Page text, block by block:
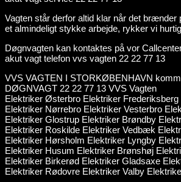
Vagten står derfor altid klar når det brænder
et almindeligt stykke arbejde, rykker vi
Døgnvagten kan kontaktes på vor
akut vagt telefon vvs vagten 22 22 77 13
VVS VAGTEN I STORKØBENHAVN
DØGNVAGT 22 22 77 13 VVS Vagten
Elektriker Østerbro Elektriker
Elektriker Nørrebro Elektriker Vesterbro
Elektriker Glostrup Elektriker Brøndby
Elektriker Roskilde Elektriker Vedbæk
Elektriker Hørsholm Elektriker Lyngby
Elektriker Husum Elektriker Brønshøj
Elektriker Birkerød Elektriker Gladsaxe
Elektriker Rødovre Elektriker Valby